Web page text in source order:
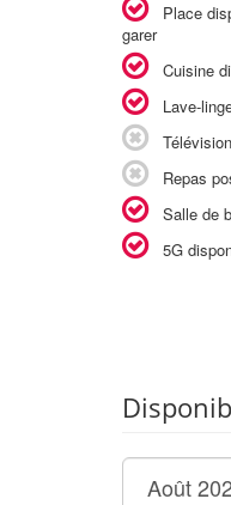
Place
garer
Cuisine
Lave-
Télévision
Repas
Salle de
5G